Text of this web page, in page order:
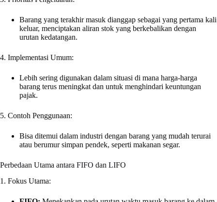
Barang yang terakhir masuk dianggap sebagai yang pertama kali
keluar, menciptakan aliran stok yang berkebalikan dengan
urutan kedatangan.
4. Implementasi Umum:
Lebih sering digunakan dalam situasi di mana harga-harga
barang terus meningkat dan untuk menghindari keuntungan
pajak.
5. Contoh Penggunaan:
Bisa ditemui dalam industri dengan barang yang mudah terurai
atau berumur simpan pendek, seperti makanan segar.
Perbedaan Utama antara FIFO dan LIFO
1. Fokus Utama: